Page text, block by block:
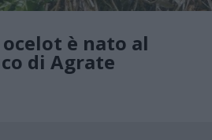
è nato al
di Agrate